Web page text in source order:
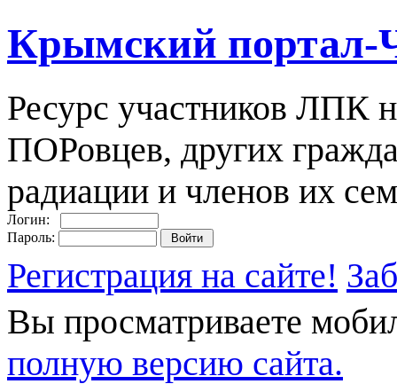
Крымский портал-
Ресурс участников ЛПК
ПОРовцев, других
радиации и членов их
Логин:
Пароль:
Регистрация на сайте!
Вы просматриваете
полную версию сайта.